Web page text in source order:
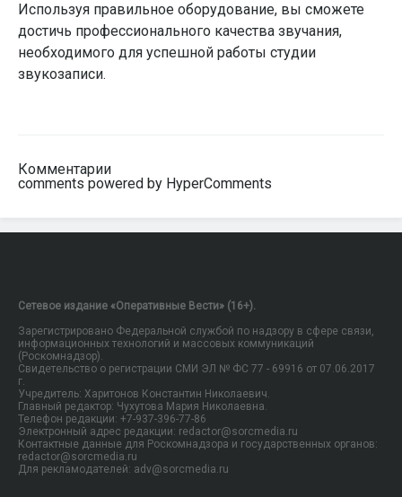
Используя правильное оборудование, вы сможете
достичь профессионального качества звучания,
необходимого для успешной работы студии
звукозаписи.
Комментарии
comments powered by HyperComments
Сетевое издание «Оперативные Вести» (16+).
Зарегистрировано Федеральной службой по надзору в сфере связи,
информационных технологий и массовых коммуникаций
(Роскомнадзор).
Свидетельство о регистрации СМИ ЭЛ № ФС 77 - 69916 от 07.06.2017
г.
Учредитель: Харитонов Константин Николаевич.
Главный редактор: Чухутова Мария Николаевна.
Телефон редакции: +7-937-396-77-86
Электронный адрес редакции: redactor@sorcmedia.ru
Контактные данные для Роскомнадзора и государственных органов:
redactor@sorcmedia.ru
Для рекламодателей: adv@sorcmedia.ru